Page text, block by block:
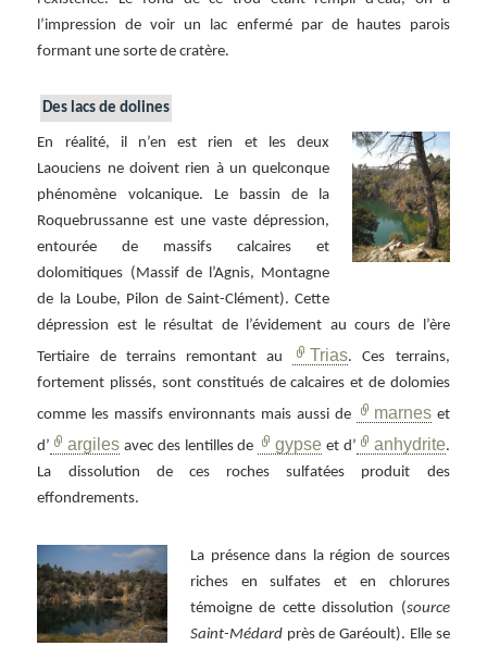
l’impression de voir un lac enfermé par de hautes parois
formant une sorte de cratère.
Des lacs de dolines
En réalité, il n’en est rien et les deux
Laouciens ne doivent rien à un quelconque
phénomène volcanique. Le bassin de la
Roquebrussanne est une vaste dépression,
entourée de massifs calcaires et
dolomitiques (Massif de l’Agnis, Montagne
de la Loube, Pilon de Saint-Clément). Cette
dépression est le résultat de l’évidement au cours de l’ère
Tertiaire de terrains remontant au
Trias. Ces terrains,
fortement plissés, sont constitués de calcaires et de dolomies
comme les massifs environnants mais aussi de
marneset
d’
argiles avec des lentilles de gypse et d’ anhydrite.
La dissolution de ces roches sulfatées produit des
effondrements.
La présence dans la région de sources
riches en sulfates et en chlorures
témoigne de cette dissolution (source
Saint-Médardprès de Garéoult). Elle se